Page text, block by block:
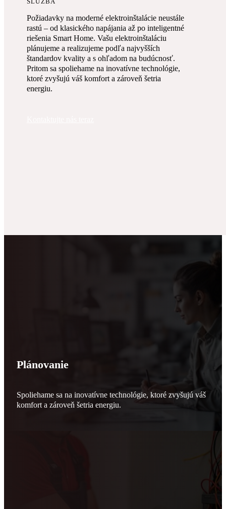
Požiadavky na moderné elektroinštalácie neustále
rastú – od klasického napájania až po inteligentné
riešenia Smart Home. Vašu elektroinštaláciu
plánujeme a realizujeme podľa najvyšších
štandardov kvality a s ohľadom na budúcnosť.
Pritom sa spoliehame na inovatívne technológie,
ktoré zvyšujú váš komfort a zároveň šetria
energiu.
Plánovanie
Spoliehame sa na inovatívne technológie, ktoré zvyšujú váš
komfort a zároveň šetria energiu.